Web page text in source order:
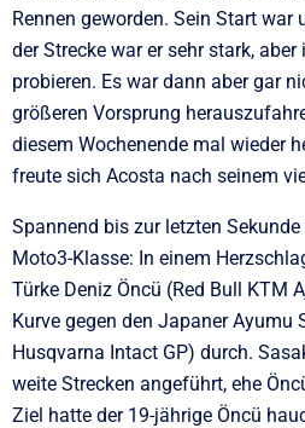
Rennen geworden. Sein Start war
der Strecke war er sehr stark,
probieren. Es war dann aber gar
größeren Vorsprung
diesem Wochenende mal wieder
freute sich Acosta nach seinem
Spannend bis zur letzten
Moto3-Klasse: In einem
Türke Deniz Öncü (Red Bull KTM
Kurve gegen den Japaner Ayumu
Husqvarna Intact GP) durch.
weite Strecken angeführt, ehe
Ziel hatte der 19-jährige Öncü